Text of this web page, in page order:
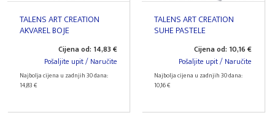
TALENS ART CREATION
AKVAREL BOJE
Cijena od: 14,83 €
Pošaljite upit / Naručite
Najbolja cijena u zadnjih 30 dana:
14,83 €
TALENS ART CREATION
SUHE PASTELE
Cijena od: 10,16 €
Pošaljite upit / Naručite
Najbolja cijena u zadnjih 30 dana:
10,16 €